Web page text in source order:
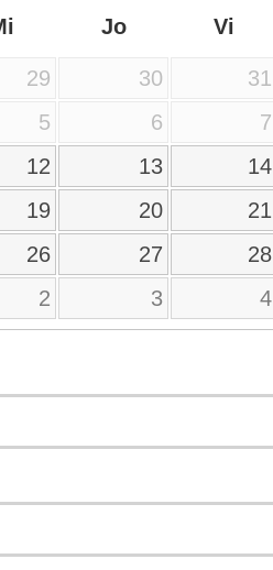
Jo Vi
29 30 31
5 6 7
12 13 14
19 20 21
26 27 28
2 3 4